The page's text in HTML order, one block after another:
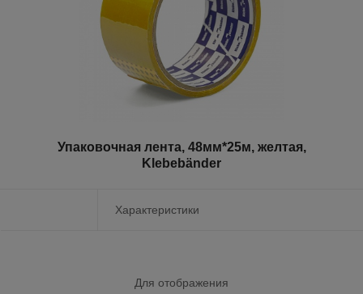
Упаковочная лента, 48мм*25м, желтая,
Klebebänder
Характеристики
Для отображения